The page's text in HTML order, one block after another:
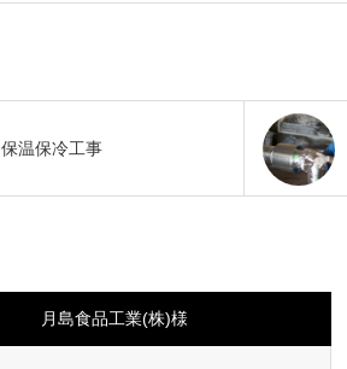
保温保冷工事
月島食品工業(株)様